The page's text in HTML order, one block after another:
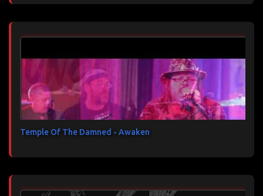
Temple Of The Damned - Awaken